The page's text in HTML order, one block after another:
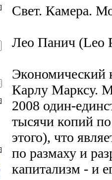
Свет. Камера.
Лео Панич (Leo
Экономический
Карлу Марксу.
2008 один-
тысячи копий
этого), что
по размаху и
капитализм - и